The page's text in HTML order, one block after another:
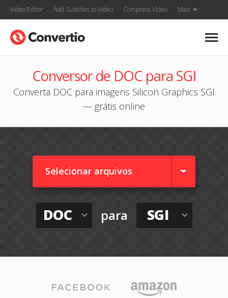
Video Editor Add Subtitles to Video Compress Video Mais
Conversor de DOC para SGI
Converta DOC para imagens Silicon Graphics SGI
— grátis online
Selecionar arquivos
DOC para SGI